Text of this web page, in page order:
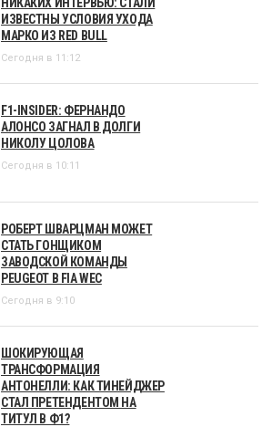
ИЗВЕСТНЫ УСЛОВИЯ УХОДА
МАРКО ИЗ RED BULL
Сегодня в 11:12
F1-INSIDER: ФЕРНАНДО
АЛОНСО ЗАГНАЛ В ДОЛГИ
НИКОЛУ ЦОЛОВА
Сегодня в 10:11
РОБЕРТ ШВАРЦМАН МОЖЕТ
СТАТЬ ГОНЩИКОМ
ЗАВОДСКОЙ КОМАНДЫ
PEUGEOT В FIA WEC
Сегодня в 9:10
ШОКИРУЮЩАЯ
ТРАНСФОРМАЦИЯ
АНТОНЕЛЛИ: КАК ТИНЕЙДЖЕР
СТАЛ ПРЕТЕНДЕНТОМ НА
ТИТУЛ В Ф1?